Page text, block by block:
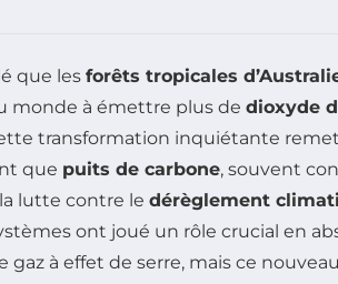
que les forêts tropicales
monde à émettre plus de dioxyde
transformation inquiétante
que puits de carbone, souvent
lutte contre le dérèglement
ont joué un rôle crucial en
gaz à effet de serre, mais ce